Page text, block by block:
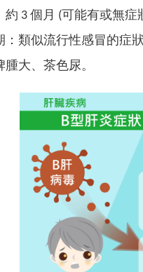
約 3 個月 (可能有或無症
：類似流行性感冒的症
大、茶色尿。